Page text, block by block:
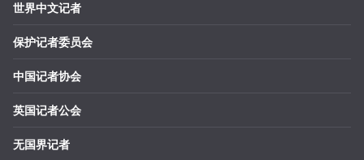
世界中文记者
保护记者委员会
中国记者协会
英国记者公会
无国界记者